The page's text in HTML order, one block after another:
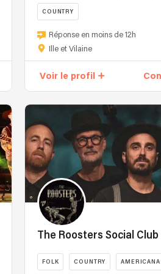
COUNTRY
Auteur
et
Américain
de
revenir
en
France
pour
se
produire,
écrire
et
Réponse en moins de 12h
Ille et Vilaine
Voir le profil
The Roosters Social Club
FOLK COUNTRY AMERICANA